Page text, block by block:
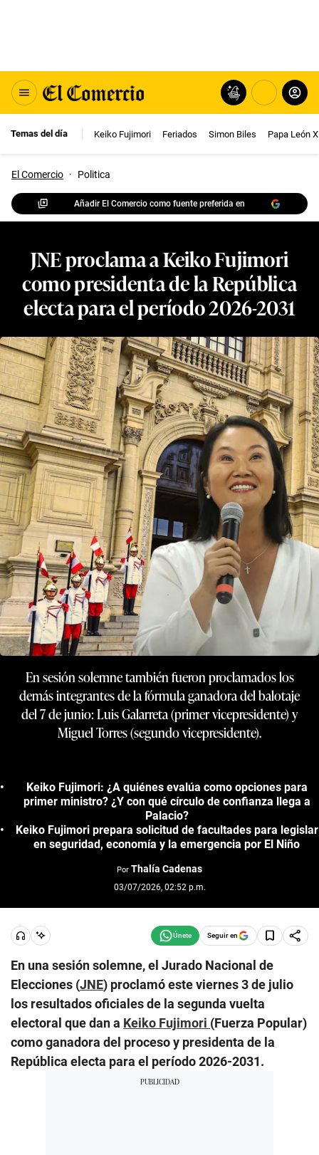
Temas del día Keiko Fujimori Feriados Simon Biles Papa León
El Comercio · Politica
Añadir El Comercio como fuente preferida en
JNE proclama a Keiko Fujimori
como presidenta de la República
electa para el período 2026-2031
En sesión solemne también fueron proclamados los
demás integrantes de la fórmula ganadora del balotaje
del 7 de junio: Luis Galarreta (primer vicepresidente) y
Miguel Torres (segundo vicepresidente).
Keiko Fujimori: ¿A quiénes evalúa como opciones para
primer ministro? ¿Y con qué círculo de confianza llega a
Palacio?
Keiko Fujimori prepara solicitud de facultades para legislar
en seguridad, economía y la emergencia por El Niño
Por Thalía Cadenas
03/07/2026, 02:52 p.m.
Seguir en
En una sesión solemne, el Jurado Nacional de
Elecciones (JNE) proclamó este viernes 3 de julio
los resultados oficiales de la segunda vuelta
electoral que dan a Keiko Fujimori (Fuerza Popular)
como ganadora del proceso y presidenta de la
República electa para el período 2026-2031.